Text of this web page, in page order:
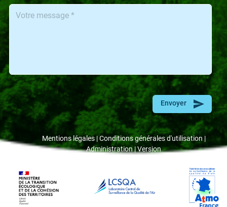
Message
Envoyer
Links
Mentions légales Conditions générales d'utilisation
Administration
Version